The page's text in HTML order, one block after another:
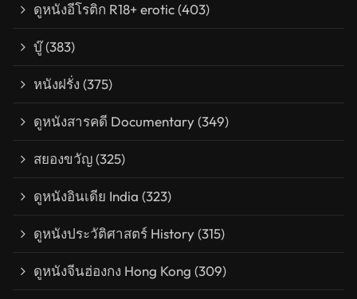
ดูหนังอีโรติก R18+ erotic(403)
บู๊(383)
หนังฝรั่ง (375)
ดูหนังสารคดี Documentary(349)
สยองขวัญ(325)
ดูหนังอินเดีย India (323)
ดูหนังประวัติศาสตร์ History(315)
ดูหนังจีนฮ่องกง Hong Kong (309)